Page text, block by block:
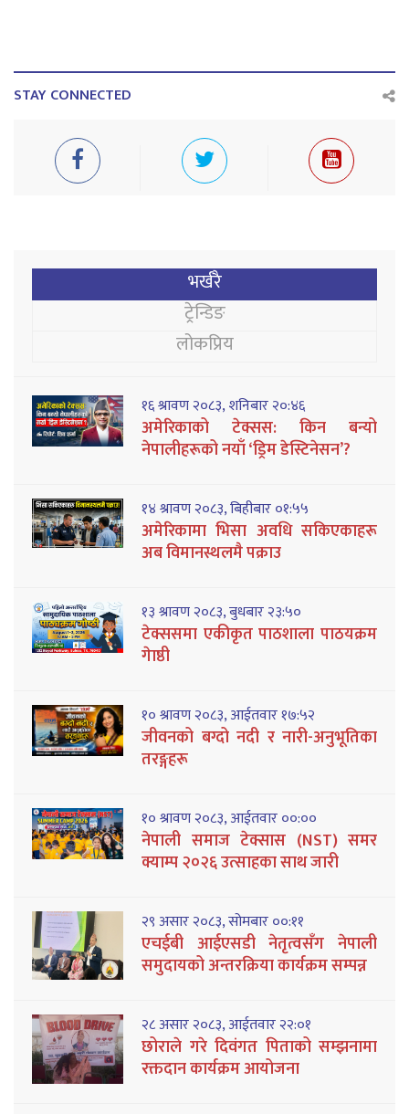
STAY CONNECTED
भर्खरै
ट्रेन्डिङ
लोकप्रिय
१६ श्रावण २०८३, शनिबार २०:४६
अमेरिकाको टेक्सस: किन बन्यो
नेपालीहरूको नयाँ ‘ड्रिम डेस्टिनेसन’?
१४ श्रावण २०८३, बिहीबार ०१:५५
अमेरिकामा भिसा अवधि सकिएकाहरू
अब विमानस्थलमै पक्राउ
१३ श्रावण २०८३, बुधबार २३:५०
टेक्ससमा एकीकृत पाठशाला पाठयक्रम
गेाष्ठी
१० श्रावण २०८३, आईतवार १७:५२
जीवनको बग्दो नदी र नारी-अनुभूतिका
तरङ्गहरू
१० श्रावण २०८३, आईतवार ००:००
नेपाली समाज टेक्सास (NST) समर
क्याम्प २०२६ उत्साहका साथ जारी
२९ असार २०८३, सोमबार ००:११
एचईबी आईएसडी नेतृत्वसँग नेपाली
समुदायको अन्तरक्रिया कार्यक्रम सम्पन्न
२८ असार २०८३, आईतवार २२:०१
छोराले गरे दिवंगत पिताको सम्झनामा
रक्तदान कार्यक्रम आयोजना